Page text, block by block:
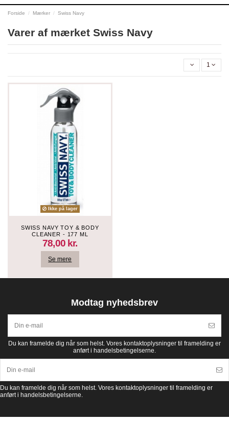
Forside Mærker Swiss Navy
Varer af mærket Swiss Navy
1
Ikke på lager
SWISS NAVY TOY & BODY
CLEANER - 177 ML
78,00 kr.
Se mere
Modtag nyhedsbrev
Du kan framelde dig når som helst. Vores kontaktoplysninger til framelding er
anført i handelsbetingelserne.
Du kan framelde dig når som helst. Vores kontaktoplysninger til framelding er
anført i handelsbetingelserne.